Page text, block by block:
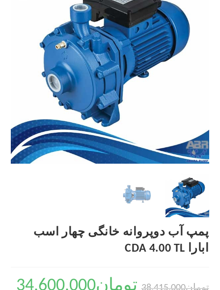
پمپ آب دوپروانه خانگی چهار اسب
ابارا CDA 4.00 TL
تومان38,415,000 تومان34,600,000